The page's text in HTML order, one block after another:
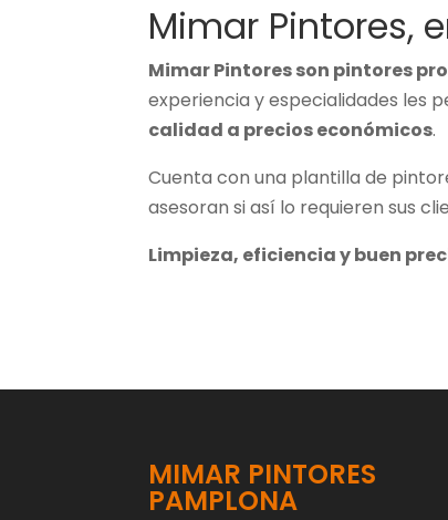
Mimar Pintores,
Mimar Pintores son pintores
experiencia y especialidades les
calidad a precios económicos.
Cuenta con una plantilla de
asesoran si así lo requieren sus
Limpieza, eficiencia y buen
MIMAR PINTORES
PAMPLONA